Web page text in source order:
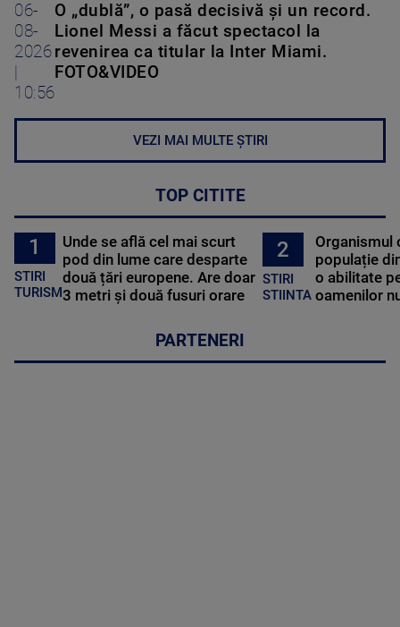
06-
08-
2026
10:56
O „dublă”, o pasă decisivă și un record.
Lionel Messi a făcut spectacol la
revenirea ca titular la Inter Miami.
FOTO&VIDEO
VEZI MAI MULTE ȘTIRI
TOP CITITE
1
STIRI
TURISM
Unde se află cel mai scurt
pod din lume care desparte
două țări europene. Are doar
3 metri și două fusuri orare
2
STIRI
STIINTA
Organismul
populație
o abilitate
oamenilor
PARTENERI